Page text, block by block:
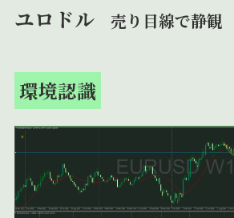
ユロドル売り目線で静
環境認識